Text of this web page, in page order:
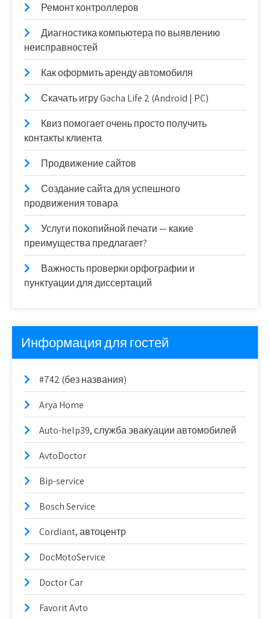
Ремонт контроллеров
Диагностика компьютера по выявлению
неисправностей
Как оформить аренду автомобиля
Скачать игру Gacha Life 2 (Android | PC)
Квиз помогает очень просто получить
контакты клиента
Продвижение сайтов
Создание сайта для успешного
продвижения товара
Услуги покопийной печати — какие
преимущества предлагает?
Важность проверки орфографии и
пунктуации для диссертаций
Информация для гостей
#742 (без названия)
Arya Home
Auto-help39, служба эвакуации автомобилей
AvtoDoctor
Bip-service
Bosch Service
Cordiant, автоцентр
DocMotoService
Doctor Car
Favorit Avto